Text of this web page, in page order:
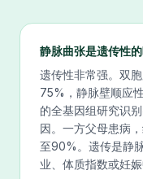
静脉曲张是遗传性的
遗传性非常强。双
75%，静脉壁顺应
的全基因组研究识
因。一方父母患病
至90%。遗传是静
业、体质指数或妊娠